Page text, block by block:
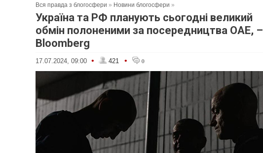
Вся правда з блогосфери » Новини блогосфери »
Україна та РФ планують сьогодні великий
обмін полоненими за посередництва ОАЕ, –
Bloomberg
17.07.2024, 09:00 • 421 • 0